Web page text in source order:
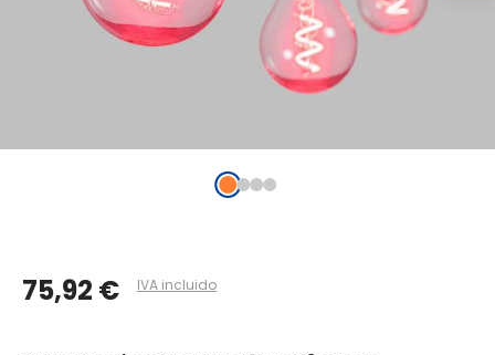
75,92 € IVA incluido